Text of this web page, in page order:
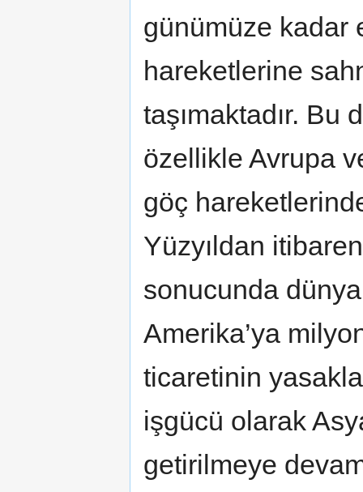
günümüze kadar
hareketlerine
taşımaktadır. Bu
özellikle Avrupa
göç
Yüzyıldan
sonucunda
Amerika’ya
ticaretinin
işgücü olarak
getirilmeye